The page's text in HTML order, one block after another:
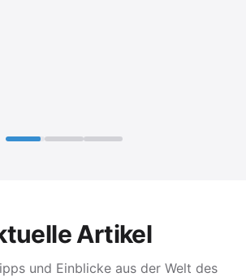
Artikel
und Einblicke aus der Welt des